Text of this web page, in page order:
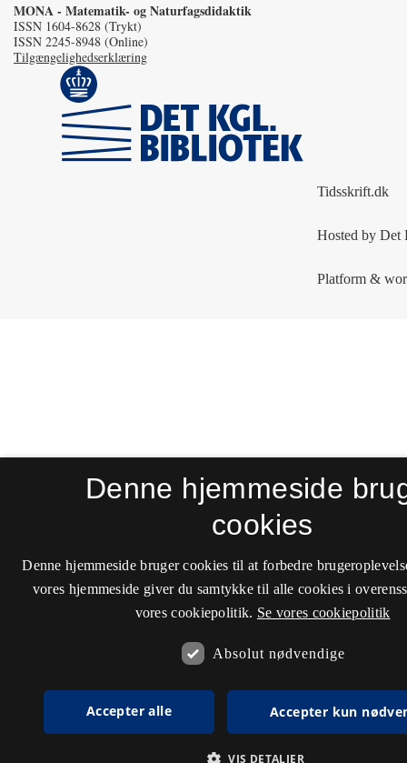
MONA - Matematik- og Naturfagsdidaktik
ISSN 1604-8628 (Trykt)
ISSN 2245-8948 (Online)
Tilgængelighedserklæring
Denne hjemmeside
cookies
Denne hjemmeside bruger cookies til at forbedre
vores hjemmeside giver du samtykke til alle cookies i
vores cookiepolitik. Se vores cookiepolitik
Absolut nødvendige
Accepter alle Accepter kun
VIS DETALJER